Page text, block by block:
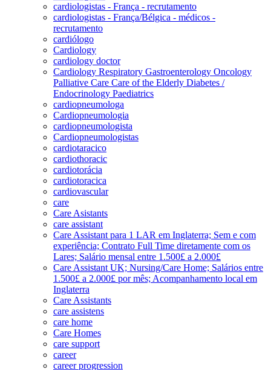
cardiologistas - França - recrutamento
cardiologistas - França/Bélgica - médicos -
recrutamento
cardiólogo
Cardiology
cardiology doctor
Cardiology Respiratory Gastroenterology Oncology
Palliative Care Care of the Elderly Diabetes /
Endocrinology Paediatrics
cardiopneumologa
Cardiopneumologia
cardiopneumologista
Cardiopneumologistas
cardiotaracico
cardiothoracic
cardiotorácia
cardiotoracica
cardiovascular
care
Care Asistants
care assistant
Care Assistant para 1 LAR em Inglaterra; Sem e com
experiência; Contrato Full Time diretamente com os
Lares; Salário mensal entre 1.500£ a 2.000£
Care Assistant UK; Nursing/Care Home; Salários entre
1.500£ a 2.000£ por mês; Acompanhamento local em
Inglaterra
Care Assistants
care assistens
care home
Care Homes
care support
career
career progression